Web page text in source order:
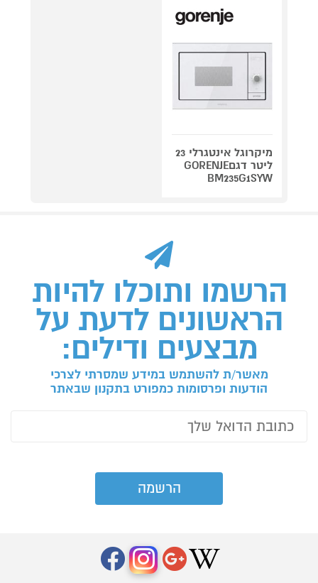
מיקרוגל אינטגרלי 23
ליטר דגםGORENJE
BM235G1SYW
הרשמו ותוכלו להיות
הראשונים לדעת על
מבצעים ודילים:
מאשר/ת להשתמש במידע שמסרתי לצרכי
הודעות ופרסומות כמפורט בתקנון שבאתר